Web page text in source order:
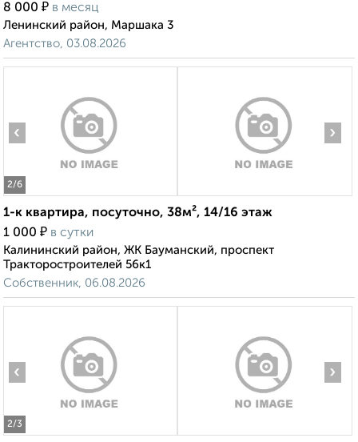
8 000 ₽ в месяц
Ленинский район, Маршака 3
Агентство, 03.08.2026
2/6
‹ ›
1-к квартира, посуточно, 38м², 14/16 этаж
1 000 ₽ в сутки
Калининский район, ЖК Бауманский, проспект
Тракторостроителей 56к1
Собственник, 06.08.2026
2/3
‹ ›